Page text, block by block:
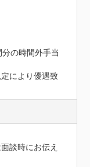
の時間外手当
により優遇致
談時にお伝え